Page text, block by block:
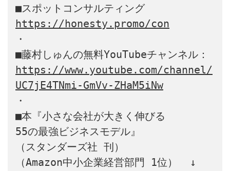
https://honesty.promo/con
・
https://www.youtube.com/channel/
UC7jE4TNmi-GmVv-ZHaM5iNw
・
■本『小さな会社が大きく伸びる
55の最強ビジネスモデル』
（スタンダーズ社 刊）
（Amazon中小企業経営部門 1位）  ↓